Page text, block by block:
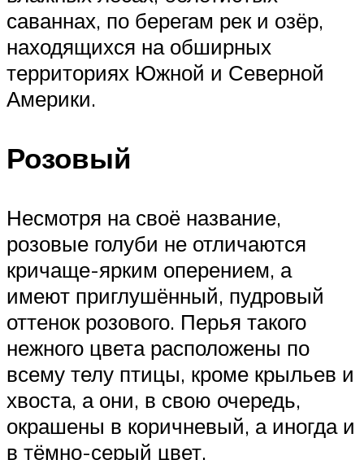
саваннах, по берегам рек и озёр,
находящихся на обширных
территориях Южной и Северной
Америки.
Розовый
Несмотря на своё название,
розовые голуби не отличаются
кричаще-ярким оперением, а
имеют приглушённый, пудровый
оттенок розового. Перья такого
нежного цвета расположены по
всему телу птицы, кроме крыльев и
хвоста, а они, в свою очередь,
окрашены в коричневый, а иногда и
в тёмно-серый цвет.